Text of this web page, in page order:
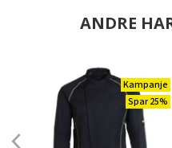
ANDRE
Kampanje
Spar 25%